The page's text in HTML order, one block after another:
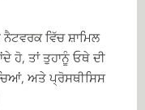
ਵਿੱਚ ਸ਼ਾਮਿਲ
ਹੋ, ਤਾਂ ਤੁਹਾਨੂੰ ਓਥੇ ਦੀ
ਅਤੇ ਪ੍ਰੋਸਥੀਸਿਸ